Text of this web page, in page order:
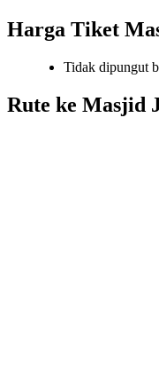
Harga Tiket
Tidak dipungut
Rute ke Masjid